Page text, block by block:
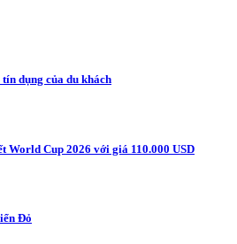
dụng của du khách
World Cup 2026 với giá 110.000 USD
Đỏ